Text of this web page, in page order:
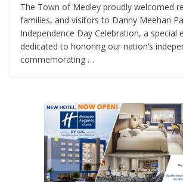
The Town of Medley proudly welcomed
families, and visitors to Danny Meehan
Independence Day Celebration, a special
dedicated to honoring our nation’s
commemorating …